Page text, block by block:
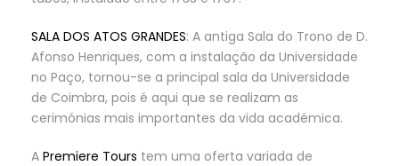
SALA DOS ATOS GRANDES: A antiga Sala do Trono de D.
Afonso Henriques, com a instalação da Universidade
no Paço, tornou-se a principal sala da Universidade
de Coimbra, pois é aqui que se realizam as
cerimónias mais importantes da vida académica.
A Premiere Tours tem uma oferta variada de